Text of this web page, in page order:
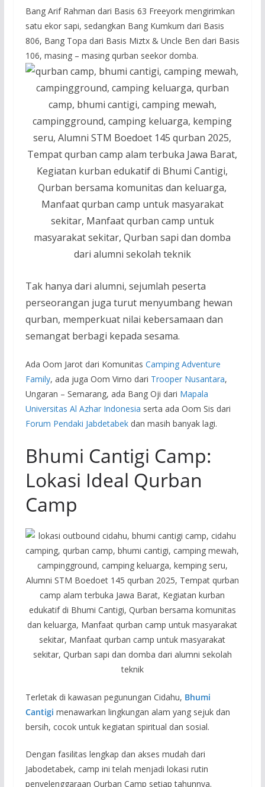
Bang Arif Rahman dari Basis 63 Freeyork mengirimkan
satu ekor sapi, sedangkan Bang Kumkum dari Basis
806, Bang Topa dari Basis Miztx & Uncle Ben dari Basis
106, masing – masing qurban seekor domba.
Tak hanya dari alumni, sejumlah peserta
perseorangan juga turut menyumbang hewan
qurban, memperkuat nilai kebersamaan dan
semangat berbagi kepada sesama.
Ada Oom Jarot dari Komunitas Camping Adventure
Family, ada juga Oom Virno dari Trooper Nusantara,
Ungaran – Semarang, ada Bang Oji dari Mapala
Universitas Al Azhar Indonesia serta ada Oom Sis dari
Forum Pendaki Jabdetabekdan masih banyak lagi.
Bhumi Cantigi Camp:
Lokasi Ideal Qurban
Camp
Terletak di kawasan pegunungan Cidahu, Bhumi
Cantigi menawarkan lingkungan alam yang sejuk dan
bersih, cocok untuk kegiatan spiritual dan sosial.
Dengan fasilitas lengkap dan akses mudah dari
Jabodetabek, camp ini telah menjadi lokasi rutin
penyelenggaraan Qurban Camp setiap tahunnya.